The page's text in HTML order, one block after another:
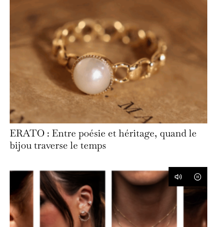
ERATO : Entre poésie et héritage, quand le
bijou traverse le temps